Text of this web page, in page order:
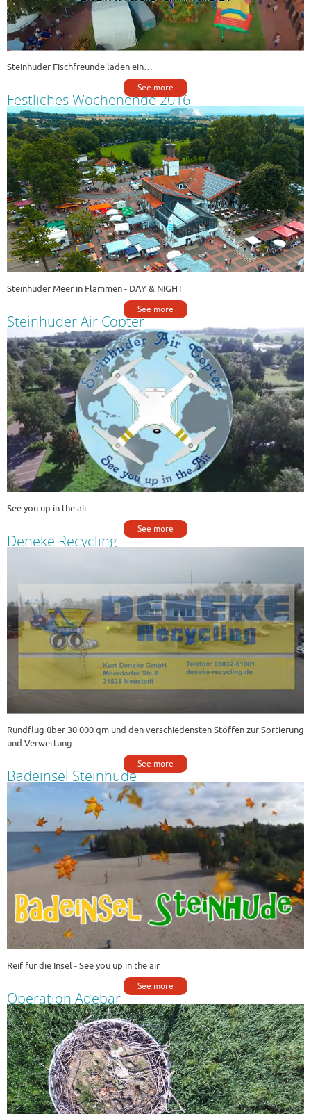
Steinhuder Fischfreunde laden ein…
See more
Festliches Wochenende 2016
Steinhuder Meer in Flammen - DAY & NIGHT
See more
Steinhuder Air Copter
See you up in the air
See more
Deneke Recycling
Rundflug über 30 000 qm und den verschiedensten Stoffen zur Sortierung
und Verwertung.
See more
Badeinsel Steinhude
Reif für die Insel - See you up in the air
See more
Operation Adebar